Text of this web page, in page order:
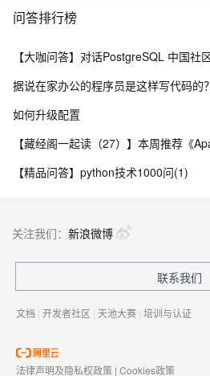
问答排行榜
据说在家办公的程序员是这样写代码的？
如何升级配置
【精品问答】python技术1000问(1)
关注我们： 新浪微博
联系我们
文档 | 开发者社区 | 天池大赛 | 培训与认证
法律声明及隐私权政策 | Cookies政策